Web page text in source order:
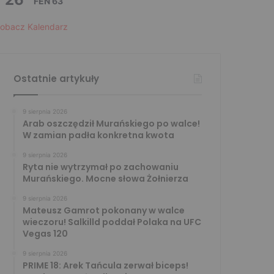
Kalendarz
Ostatnie artykuły
9 sierpnia 2026
Arab oszczędził Murańskiego po walce!
W zamian padła konkretna kwota
9 sierpnia 2026
Ryta nie wytrzymał po zachowaniu
Murańskiego. Mocne słowa Żołnierza
9 sierpnia 2026
Mateusz Gamrot pokonany w walce
wieczoru! Salkilld poddał Polaka na UFC
Vegas 120
9 sierpnia 2026
PRIME 18: Arek Tańcula zerwał biceps!